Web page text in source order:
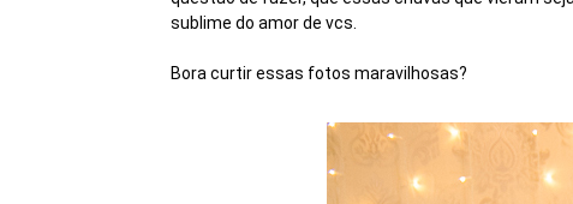
sublime do amor de vcs.
Bora curtir essas fotos maravilhosas?